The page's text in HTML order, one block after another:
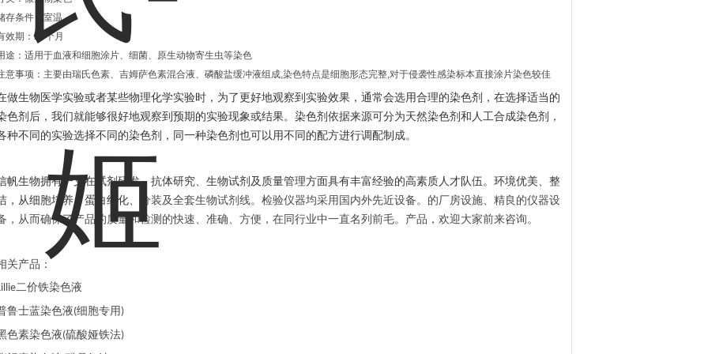
存条件：室温
效期：24个月
途：适用于血液和细胞涂片、细菌、原生动物寄生虫等染色
意事项：主要由瑞氏色素、吉姆萨色素混合液、磷酸盐缓冲液组成,染色特点是细胞形态完整,对于侵袭性感染标本直接涂片染色较佳
做生物医学实验或者某些物理化学实验时，为了更好地观察到实验效果，通常会选用合理的染色剂，在选择适当的
色剂后，我们就能够很好地观察到预期的实验现象或结果。染色剂依据来源可分为天然染色剂和人工合成染色剂，
种不同的实验选择不同的染色剂，同一种染色剂也可以用不同的配方进行调配制成。
帆生物拥有一支在试剂研发、抗体研究、生物试剂及质量管理方面具有丰富经验的高素质人才队伍。环境优美、整
，从细胞培养、蛋白纯化、
分装及全套生物试剂线。检验仪器均采用国内外先近设备。的厂房设施、精良的仪器设
，从而确保了产品的质量和检测的快速、准确、方便，在同行业中一直名列前毛。产品，欢迎大家前来咨询。
关产品：
二价铁染色液
鲁士蓝染色液(细胞专用 )
色素染色液(硫酸娅铁法)